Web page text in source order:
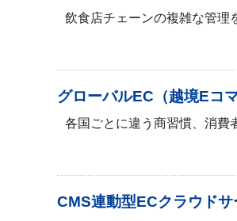
飲食店チェーンの複雑な管理
グローバルEC（越境Eコ
各国ごとに違う商習慣、消費
CMS連動型ECクラウド